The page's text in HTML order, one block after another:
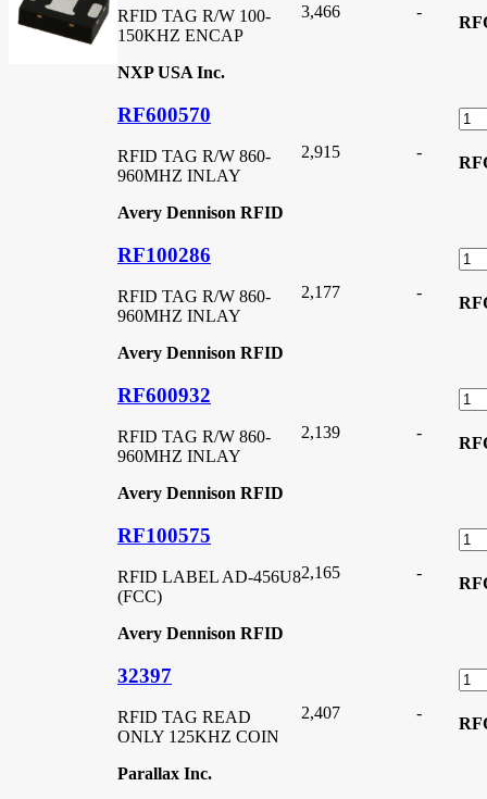
RFID TAG R/W 100-
150KHZ ENCAP
NXP USA Inc.
3,466 -
RF600570
RFID TAG R/W 860-
960MHZ INLAY
Avery Dennison RFID
2,915 -
RF100286
RFID TAG R/W 860-
960MHZ INLAY
Avery Dennison RFID
2,177 -
RF600932
RFID TAG R/W 860-
960MHZ INLAY
Avery Dennison RFID
2,139 -
RF100575
RFID LABEL AD-456U8
(FCC)
Avery Dennison RFID
2,165 -
32397
RFID TAG READ
ONLY 125KHZ COIN
Parallax Inc.
2,407 -